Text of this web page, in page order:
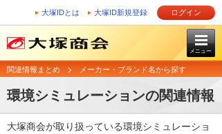
大塚IDとは 大塚ID新規登録 ログイン
メニュー
関連情報まとめ メーカー・ブランド名から探す
環境シミュレーションの関連情報
大塚商会が取り扱っている環境シミュレーショ